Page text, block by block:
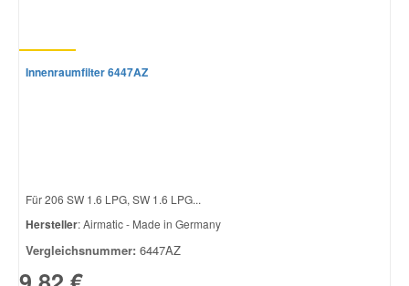
Innenraumfilter 6447AZ
Für 206 SW 1.6 LPG, SW 1.6 LPG...
Hersteller: Airmatic - Made in Germany
Vergleichsnummer: 6447AZ